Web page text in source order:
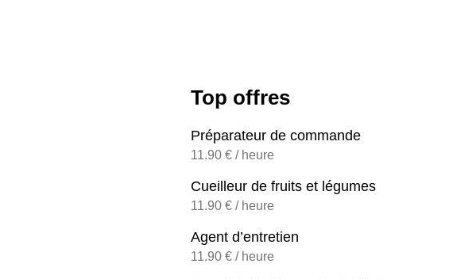
Top offres
Préparateur de commande
11.90 € / heure
Cueilleur de fruits et légumes
11.90 € / heure
Agent d’entretien
11.90 € / heure